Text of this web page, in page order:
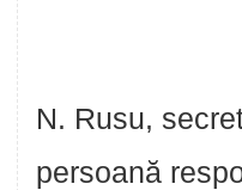
N. Rusu,
persoană